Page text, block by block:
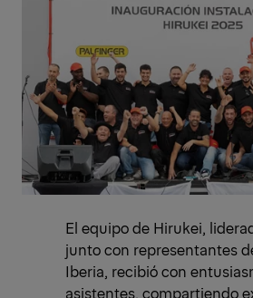
El equipo de Hirukei,
junto con representantes
Iberia, recibió con
asistentes, compartiendo